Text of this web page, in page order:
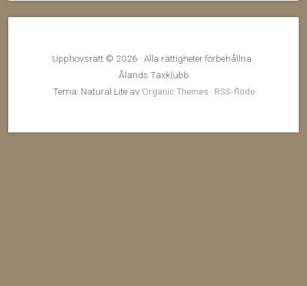
Upphovsrätt © 2026 · Alla rättigheter förbehållna ·
Ålands Taxklubb
Tema: Natural Lite av Organic Themes· RSS-flöde